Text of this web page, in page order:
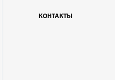
КОНТАКТЫ